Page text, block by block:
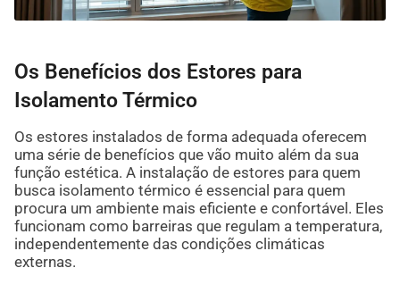
Os Benefícios dos Estores para
Isolamento Térmico
Os estores instalados de forma adequada oferecem
uma série de benefícios que vão muito além da sua
função estética. A instalação de estores para quem
busca isolamento térmico é essencial para quem
procura um ambiente mais eficiente e confortável. Eles
funcionam como barreiras que regulam a temperatura,
independentemente das condições climáticas
externas.